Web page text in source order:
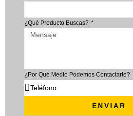
¿Qué Producto Buscas?
¿Por Qué Medio Podemos Contactarte?
ENVIAR